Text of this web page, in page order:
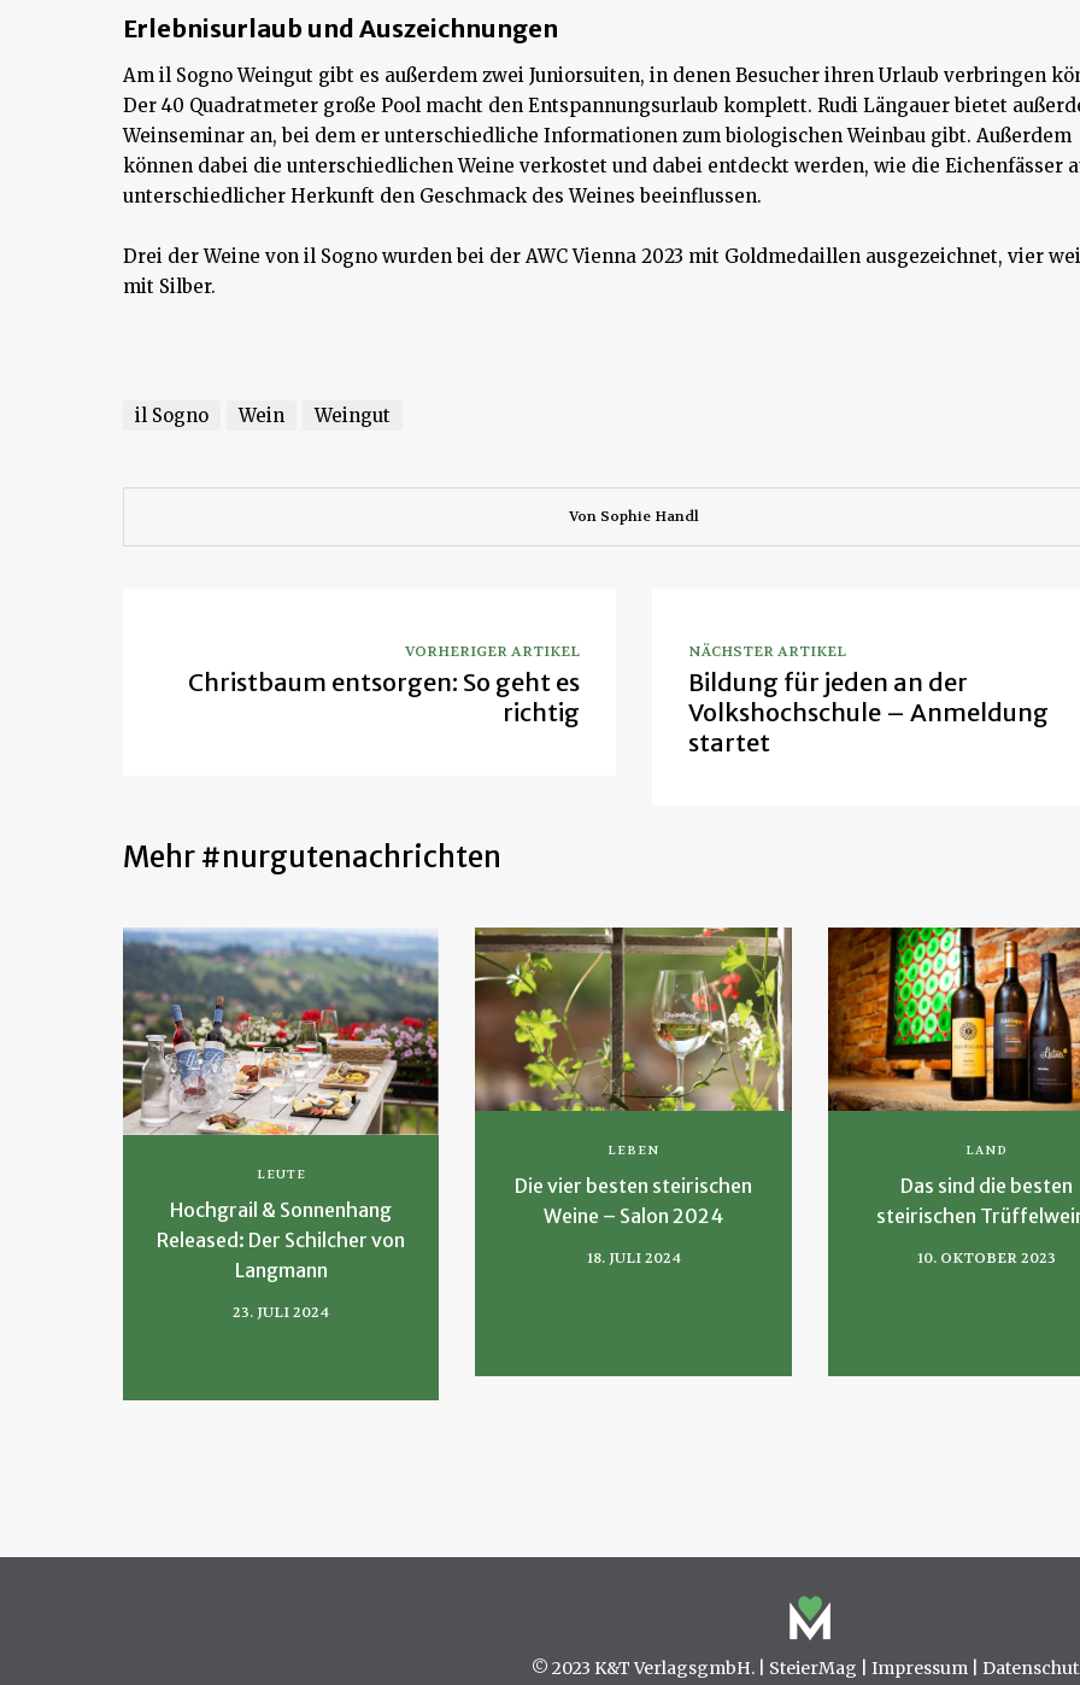
Erlebnisurlaub und Auszeichnungen
Am il Sogno Weingut gibt es außerdem zwei Juniorsuiten, in denen Besucher ihren Urlaub verbringen
Der 40 Quadratmeter große Pool macht den Entspannungsurlaub komplett. Rudi Längauer bietet
Weinseminar an, bei dem er unterschiedliche Informationen zum biologischen Weinbau gibt. Außerdem
können dabei die unterschiedlichen Weine verkostet und dabei entdeckt werden, wie die Eichenfässer
unterschiedlicher Herkunft den Geschmack des Weines beeinflussen.
Drei der Weine von il Sogno wurden bei der AWC Vienna 2023 mit Goldmedaillen ausgezeichnet, vier
mit Silber.
il Sogno Wein Weingut
Von Sophie Handl
VORHERIGER ARTIKEL
Christbaum entsorgen: So geht es
richtig
NÄCHSTER ARTIKEL
Bildung für jeden an der
Volkshochschule – Anmeldung
startet
Mehr #nurgutenachrichten
LEUTE
Hochgrail & Sonnenhang
Released: Der Schilcher von
Langmann
23. JULI 2024
LEBEN
Die vier besten steirischen
Weine – Salon 2024
18. JULI 2024
LAND
Das sind die besten
steirischen
10. OKTOBER 2023
© 2023 K&T VerlagsgmbH. | SteierMag Impressum